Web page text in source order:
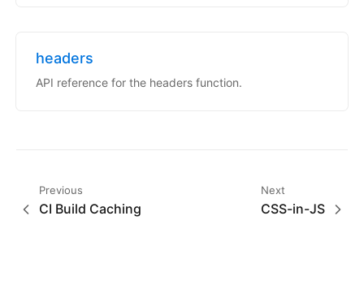
headers
API reference for the headers function.
Previous
CI Build Caching
Next
CSS-in-JS